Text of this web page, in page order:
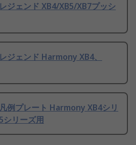
ジェンド XB4/XB5/XB7プッシ
ェンド Harmony XB4、
例プレート Harmony XB4シリ
リーズ用